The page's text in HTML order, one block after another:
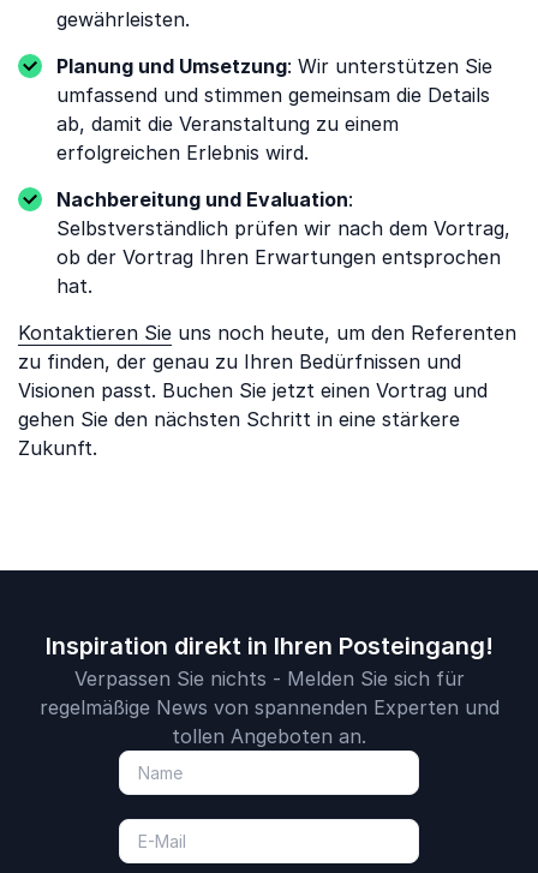
gewährleisten.
Planung und Umsetzung: Wir unterstützen Sie
umfassend und stimmen gemeinsam die Details
ab, damit die Veranstaltung zu einem
erfolgreichen Erlebnis wird.
Nachbereitung und Evaluation:
Selbstverständlich prüfen wir nach dem Vortrag,
ob der Vortrag Ihren Erwartungen entsprochen
hat.
Kontaktieren Sie uns noch heute, um den Referenten
zu finden, der genau zu Ihren Bedürfnissen und
Visionen passt. Buchen Sie jetzt einen Vortrag und
gehen Sie den nächsten Schritt in eine stärkere
Zukunft.
Inspiration direkt in Ihren Posteingang!
Verpassen Sie nichts - Melden Sie sich für
regelmäßige News von spannenden Experten und
tollen Angeboten an.